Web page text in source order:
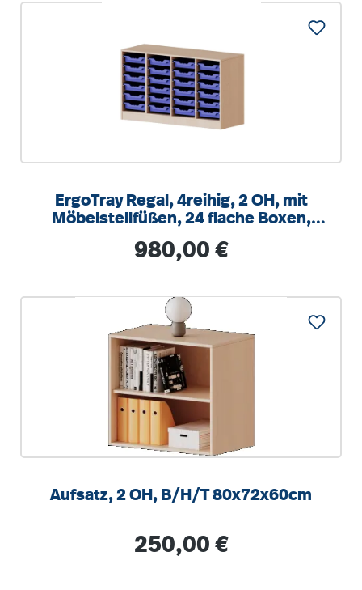
ErgoTray Regal, 4reihig, 2 OH, mit
Möbelstellfüßen, 24 flache Boxen,
Regulärer Preis:
980,00 €
Aufsatz, 2 OH, B/H/T 80x72x60cm
Regulärer Preis:
250,00 €